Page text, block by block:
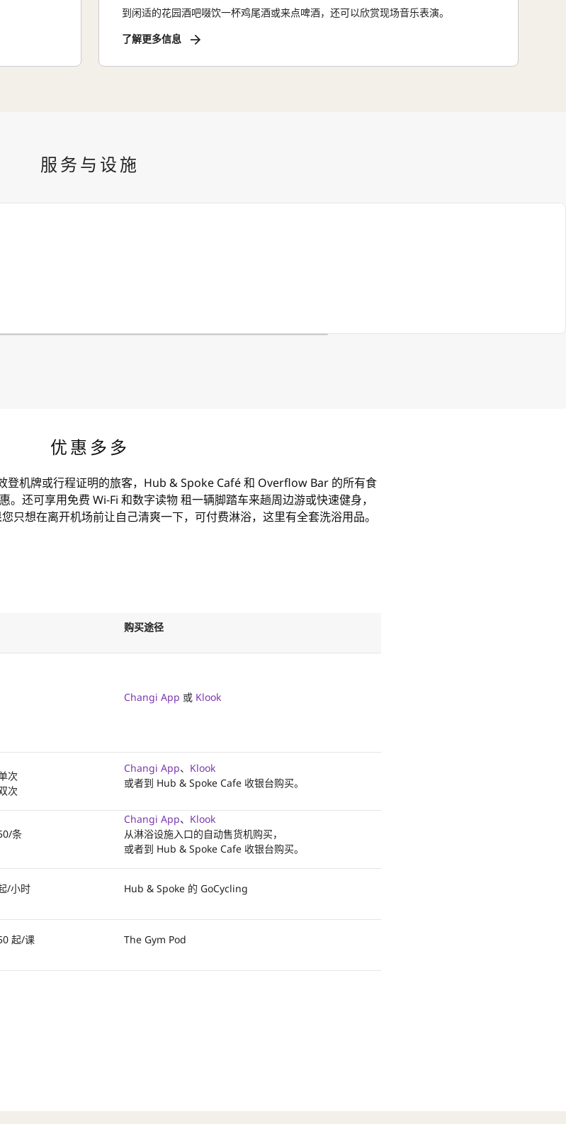
到闲适的花园酒吧啜饮一杯鸡尾酒或来点啤酒，还可以欣赏现场音乐表演。
了解更多信息
服务与设施
优惠多多
登机牌或行程证明的旅客，Hub & Spoke Café 和 Overflow Bar 的所有食
。还可享用免费 Wi-Fi 和数字读物 租一辆脚踏车来趟周边游或快速健身，
只想在离开机场前让自己清爽一下，可付费淋浴，这里有全套洗浴用品。
购买途径
Changi App 或 Klook
次
次
Changi App、 Klook
或者到 Hub & Spoke Cafe 收银台购买。
条
Changi App、 Klook
从淋浴设施入口的自动售货机购买，
或者到 Hub & Spoke Cafe 收银台购买。
/小时 Hub & Spoke 的 GoCycling
起/课 The Gym Pod